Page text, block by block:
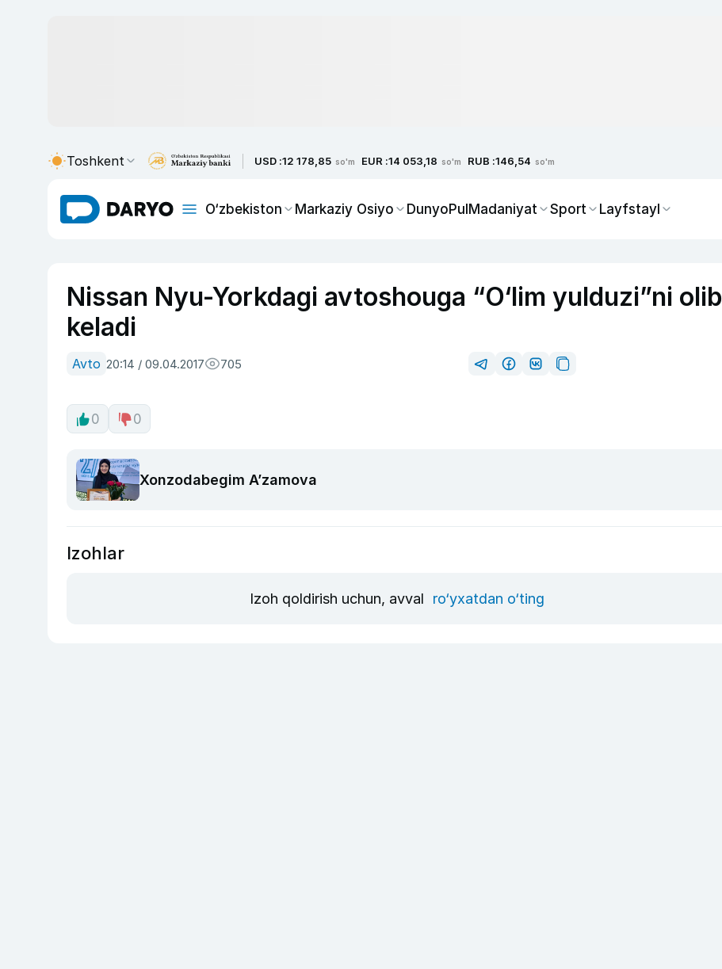
Toshkent USD :12 178,85 so'm EUR :14 053,18 so'm RUB :146,54 so'm
O‘zbekiston Markaziy Osiyo DunyoPulMadaniyat Sport Layfstayl
Nissan Nyu-Yorkdagi avtoshouga “O‘lim yulduzi”ni olib
keladi
Avto 20:14 / 09.04.2017 705
0 0
Xonzodabegim A’zamova
Izohlar
Izoh qoldirish uchun, avval ro‘yxatdan o‘ting